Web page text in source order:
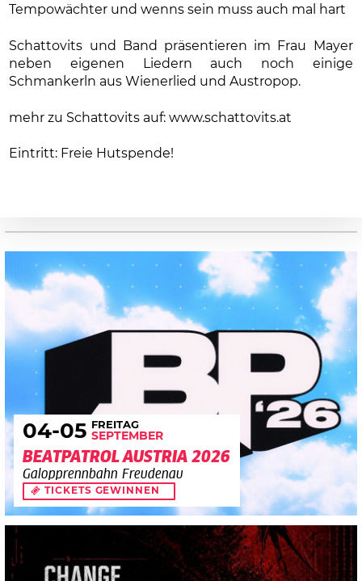
Tempowächter und wenns sein muss auch mal hart
Schattovits und Band präsentieren im Frau Mayer
neben eigenen Liedern auch noch einige
Schmankerln aus Wienerlied und Austropop.
mehr zu Schattovits auf: www.schattovits.at
Eintritt: Freie Hutspende!
04-05 FREITAG
SEPTEMBER
BEATPATROL AUSTRIA 2026
Galopprennbahn Freudenau
TICKETS GEWINNEN